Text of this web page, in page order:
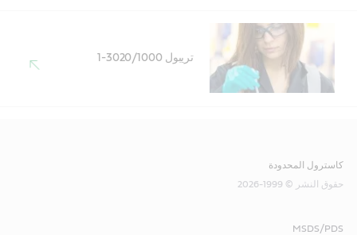
تريبول 3020/1000-1
كاسترول المحدودة
حقوق النشر © 1999-2026
MSDS/PDS